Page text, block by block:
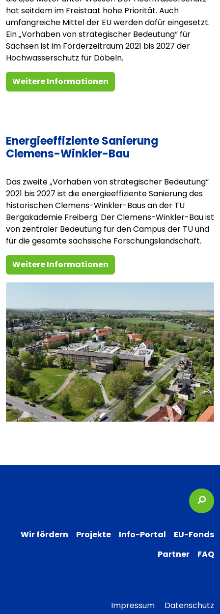
hat seitdem im Freistaat hohe Priorität. Auch
umfangreiche Mittel der EU werden dafür eingesetzt.
Ein „Vorhaben von strategischer Bedeutung“ für
Sachsen ist im Förderzeitraum 2021 bis 2027 der
Hochwasserschutz für Döbeln.
Weitere Informationen
Energieeffiziente Sanierung
Clemens-Winkler-Bau
Das zweite „Vorhaben von strategischer Bedeutung“
2021 bis 2027 ist die energieeffiziente Sanierung des
historischen Clemens-Winkler-Baus an der TU
Bergakademie Freiberg. Der Clemens-Winkler-Bau ist
von zentraler Bedeutung für den Campus der TU und
für die gesamte sächsische Forschungslandschaft.
Weitere Informationen
Wir fördern Projekte Info-Portal
EU-Fonds
Partner
FAQ
Impressum Datenschutz